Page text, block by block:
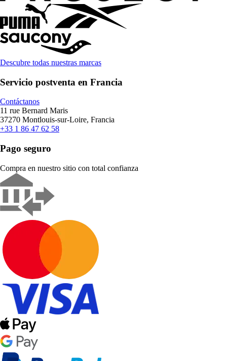
Descubre todas nuestras marcas
Servicio postventa en Francia
Contáctanos
11 rue Bernard Maris
37270 Montlouis-sur-Loire, Francia
+33 1 86 47 62 58
Pago seguro
Compra en nuestro sitio con total confianza